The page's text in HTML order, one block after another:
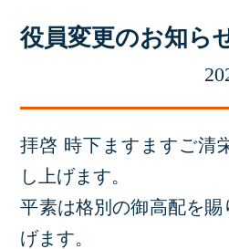
役員変更のお知ら
拝啓 時下ますますご清
し上げます。
平素は格別の御高配を
げます。